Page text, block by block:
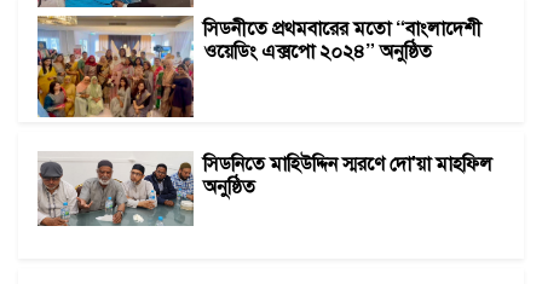
সিডনীতে প্রথমবারের মতো “বাংলাদেশী
ওয়েডিং এক্সপো ২০২৪” অনুষ্ঠিত
সিডনিতে মাহিউদ্দিন স্মরণে দো'য়া মাহফিল
অনুষ্ঠিত